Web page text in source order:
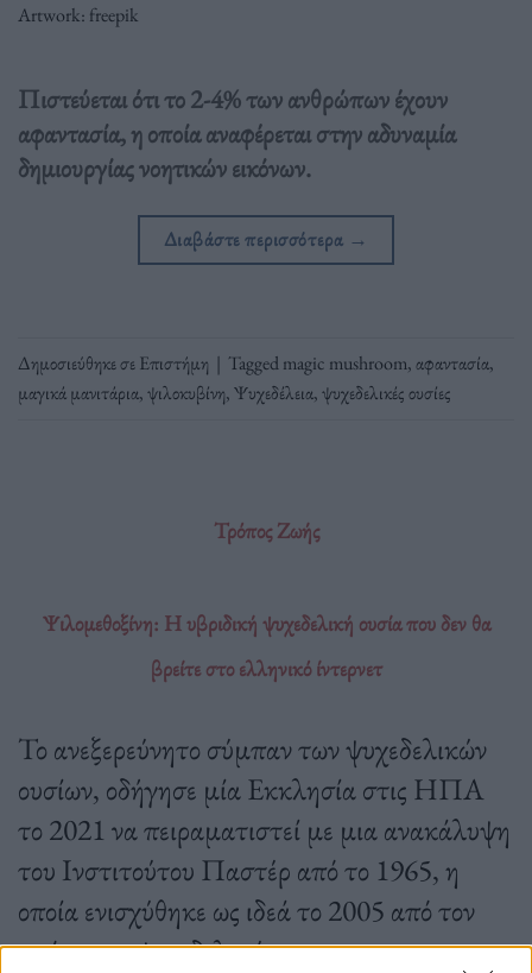
Artwork: freepik
Πιστεύεται ότι το 2-4% των ανθρώπων έχουν
αφαντασία, η οποία αναφέρεται στην αδυναμία
δημιουργίας νοητικών εικόνων.
Διαβάστε περισσότερα →
Δημοσιεύθηκε σεΕπιστήμη | Taggedmagic mushroom,αφαντασία,
μαγικά μανιτάρια,ψιλοκυβίνη,Ψυχεδέλεια,ψυχεδελικές ουσίες
Τρόπος Ζωής
Ψιλομεθοξίνη: Η υβριδική ψυχεδελική ουσία που δεν θα
βρείτε στο ελληνικό ίντερνετ
Το ανεξερεύνητο σύμπαν των ψυχεδελικών
ουσίων, οδήγησε μία Εκκλησία στις ΗΠΑ
το 2021 να πειραματιστεί με μια ανακάλυψη
του Ινστιτούτου Παστέρ από το 1965, η
οποία ενισχύθηκε ως ιδεά το 2005 από τον
«νόνο των ψυχεδελικών».